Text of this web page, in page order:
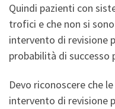
Quindi pazienti con
trofici e che non si
intervento di revisione
probabilità di
Devo riconoscere che
intervento di revisione